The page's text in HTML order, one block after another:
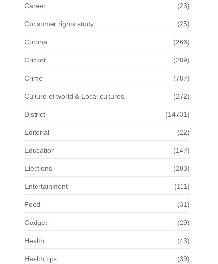
Career (23)
Consumer rights study (25)
Corona (266)
Cricket (289)
Crime (787)
Culture of world & Local cultures (272)
District (14731)
Editorial (22)
Education (147)
Elections (203)
Entertainment (111)
Food (31)
Gadget (29)
Health (43)
Health tips (39)